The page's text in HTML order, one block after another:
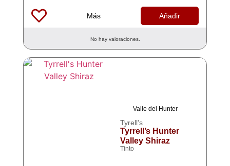
Más Añadir
No hay valoraciones.
Valle del Hunter
Tyrell's
Tyrrell’s Hunter
Valley Shiraz
Tinto